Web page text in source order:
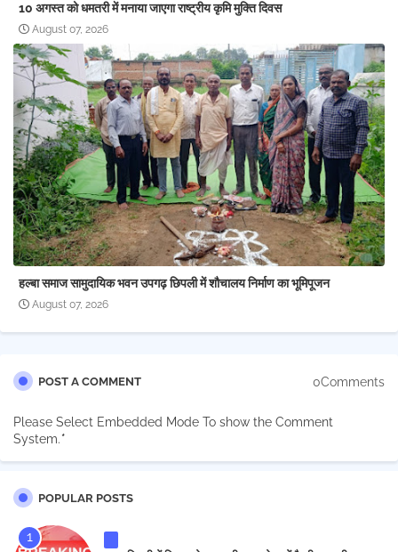
10 अगस्त को धमतरी में मनाया जाएगा राष्ट्रीय कृमि मुक्ति दिवस
August 07, 2026
हल्बा समाज सामुदायिक भवन उपगढ़ छिपली में शौचालय निर्माण का भूमिपूजन
August 07, 2026
POST A COMMENT 0Comments
Please Select Embedded Mode To show the Comment
System.*
POPULAR POSTS